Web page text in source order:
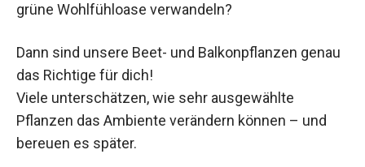
grüne Wohlfühloase verwandeln?
Dann sind unsere Beet- und Balkonpflanzen genau
das Richtige für dich!
Viele unterschätzen, wie sehr ausgewählte
Pflanzen das Ambiente verändern können – und
bereuen es später.